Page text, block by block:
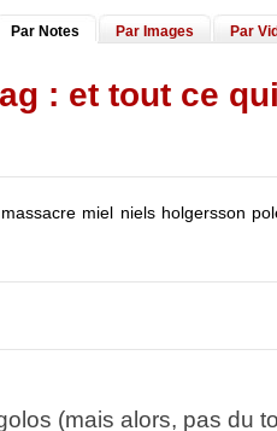
Par Notes Par Images Par
: et tout ce
massacre miel niels holgersson
(mais alors, pas du